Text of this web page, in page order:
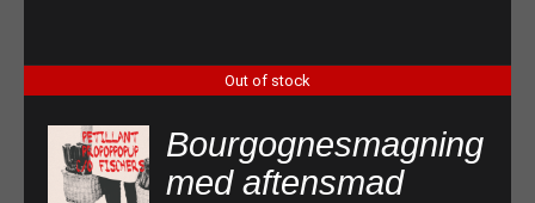
Out of stock
Bourgognesmagning
med aftensmad